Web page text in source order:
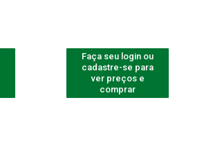
Faça seu login ou
cadastre-se para
ver preços e
comprar